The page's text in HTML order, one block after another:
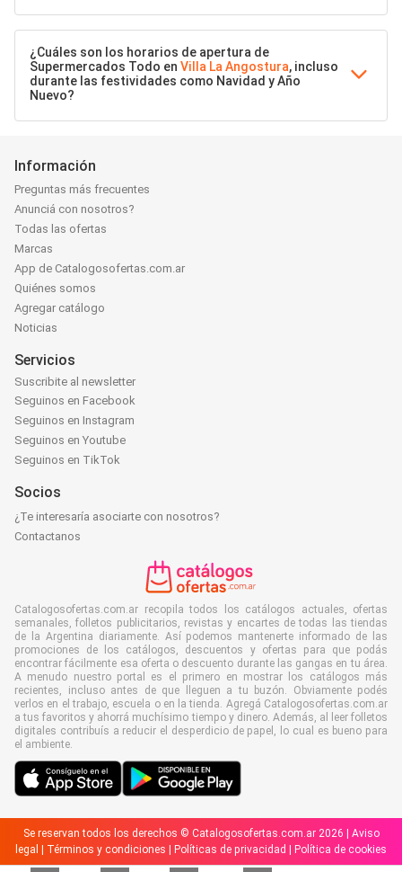
¿Cuáles son los horarios de apertura de
Supermercados Todo en Villa La Angostura, incluso
durante las festividades como Navidad y Año
Nuevo?
Información
Preguntas más frecuentes
Anunciá con nosotros?
Todas las ofertas
Marcas
App de Catalogosofertas.com.ar
Quiénes somos
Agregar catálogo
Noticias
Servicios
Suscribite al newsletter
Seguinos en Facebook
Seguinos en Instagram
Seguinos en Youtube
Seguinos en TikTok
Socios
¿Te interesaría asociarte con nosotros?
Contactanos
Catalogosofertas.com.ar recopila todos los catálogos actuales, ofertas
semanales, folletos publicitarios, revistas y encartes de todas las tiendas
de la Argentina diariamente. Así podemos mantenerte informado de las
promociones de los catálogos, descuentos y ofertas para que podás
encontrar fácilmente esa oferta o descuento durante las gangas en tu área.
A menudo nuestro portal es el primero en mostrar los catálogos más
recientes, incluso antes de que lleguen a tu buzón. Obviamente podés
verlos en el trabajo, escuela o en la tienda. Agregá Catalogosofertas.com.ar
a tus favoritos y ahorrá muchísimo tiempo y dinero. Además, al leer folletos
digitales contribuís a reducir el desperdicio de papel, lo cual es bueno para
el ambiente.
Se reservan todos los derechos © Catalogosofertas.com.ar 2026 | Aviso
legal | Términos y condiciones | Políticas de privacidad | Política de cookies